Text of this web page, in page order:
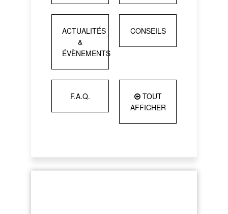
ACTUALITÉS
&
ÉVÈNEMENTS
CONSEILS
F.A.Q.
TOUT
AFFICHER